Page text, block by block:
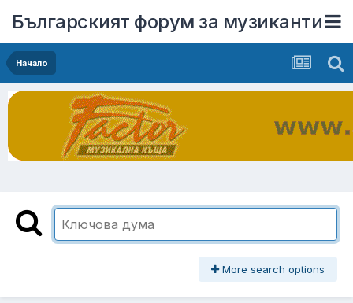
Българският форум за музиканти
Начало
More search options